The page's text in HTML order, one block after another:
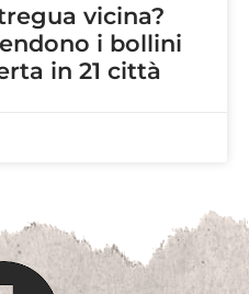
vicina?
i bollini
in 21 città